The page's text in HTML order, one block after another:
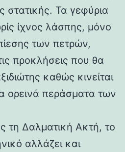
στατικής. Τα γεφύρια
ίχνος λάσπης, μόνο
των πετρών,
προκλήσεις που θα
καθώς κινείται
ορεινά περάσματα των
τη Δαλματική Ακτή, το
αλλάζει και